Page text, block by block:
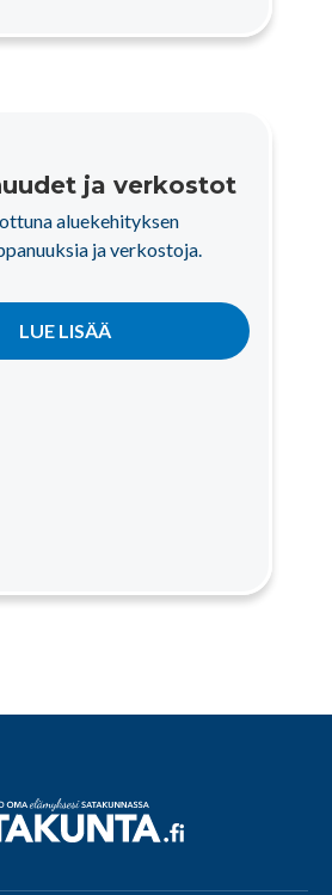
ja verkostot
aluekehityksen
ja verkostoja.
LUE LISÄÄ